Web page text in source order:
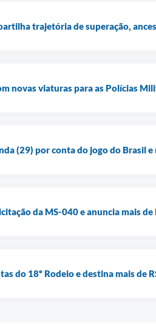
trajetória de superação,
novas viaturas para as Polícias
(29) por conta do jogo do Brasil
da MS-040 e anuncia mais
do 18º Rodeio e destina mais de